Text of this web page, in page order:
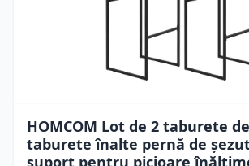
HOMCOM Lot de 2 taburete
taburete înalte pernă de
suport pentru picioare